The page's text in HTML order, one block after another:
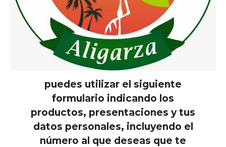
Para realizar una cotización
puedes utilizar el siguiente
formulario indicando los
productos, presentaciones y tus
datos personales, incluyendo el
número al que deseas que te